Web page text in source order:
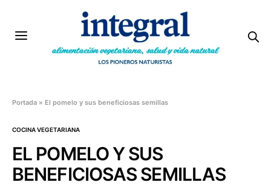
Portada » El pomelo y sus beneficiosas semillas
COCINA VEGETARIANA
EL POMELO Y SUS
BENEFICIOSAS SEMILLAS